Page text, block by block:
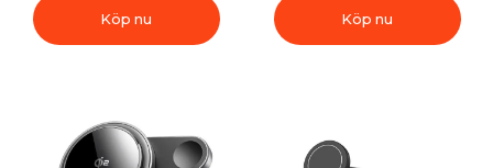
Köp nu Köp nu